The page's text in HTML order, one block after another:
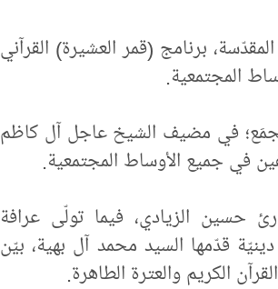
المقدّسة، برنامج (قمر العشيرة) القرآني
المجتمعية.
في مضيف الشيخ عاجل آل كاظم
في جميع الأوساط المجتمعية.
حسين الزيادي، فيما تولّى عرافة
قدّمها السيد محمد آل بهية، بيّن
الكريم والعترة الطاهرة.